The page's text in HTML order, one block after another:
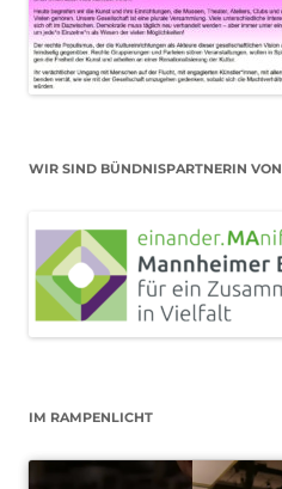
WIR SIND BÜNDNISPARTNERIN VON
IM RAMPENLICHT